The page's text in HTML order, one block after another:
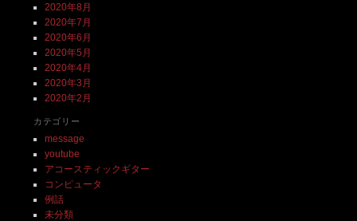
2020年8月
2020年7月
2020年6月
2020年5月
2020年4月
2020年3月
2020年2月
カテゴリー
message
youtube
アコースティックギター
コンピュータ
例話
未分類